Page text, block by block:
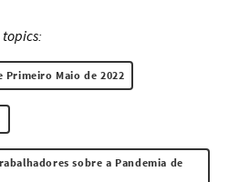
Maio de 2022
sobre a Pandemia de